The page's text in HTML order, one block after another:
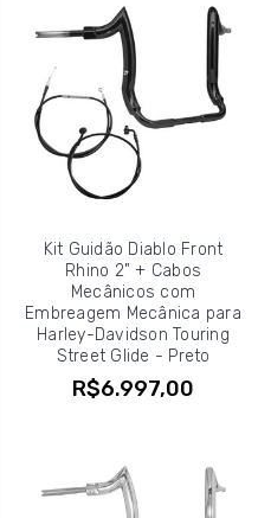
Kit Guidão Diablo Front
Rhino 2" + Cabos
Mecânicos com
Embreagem Mecânica para
Harley-Davidson Touring
Street Glide - Preto
R$6.997,00